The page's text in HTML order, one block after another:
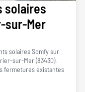
solaires
sur-Mer
solaires Somfy sur
sur-Mer (83430).
fermetures existantes